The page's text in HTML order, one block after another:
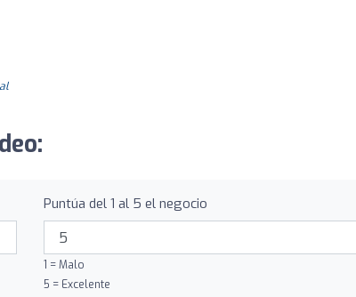
Puntúa del 1 al 5 el negocio
1 = Malo
5 = Excelente